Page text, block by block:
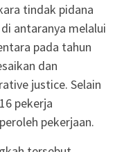
tindak pidana
antaranya melalui
pada tahun
dan
justice. Selain
pekerja
pekerjaan.